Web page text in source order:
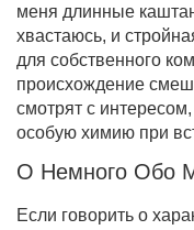
меня длинные
хвастаюсь, и
для собственного
происхождение
смотрят с
особую химию при
О Немного Обо
Если говорить о